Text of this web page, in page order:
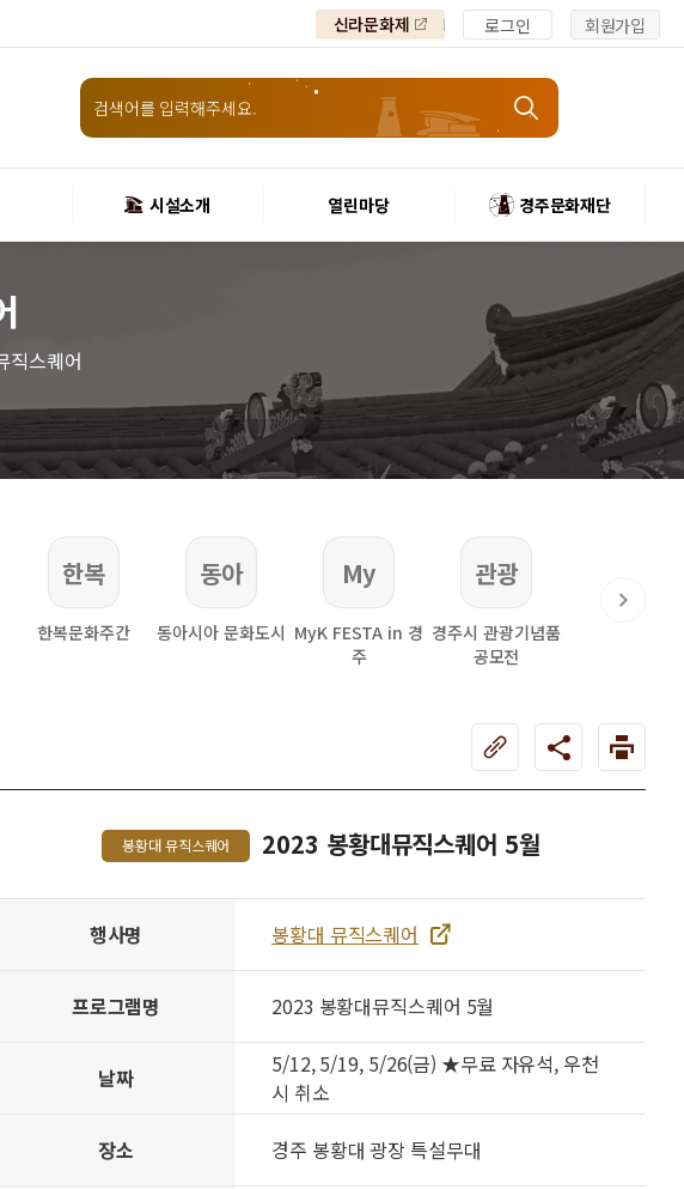
신라문화제 로그인 회원가입
시설소개 열린마당 경주문화재단
직스퀘어
당시설
당
개
대 소개
한복
한복문화주간
동아
동아시아 문화도시
My
MyK FESTA in 경
주
관광
경주시 관광기념품
공모전
봉황대 뮤직스퀘어 2023 봉황대뮤직스퀘어 5월
행사명 봉황대 뮤직스퀘어
프로그램명 2023 봉황대뮤직스퀘어 5월
날짜
5/12, 5/19, 5/26(금) ★무료 자유석, 우천
시 취소
장소
경주 봉황대 광장 특설무대